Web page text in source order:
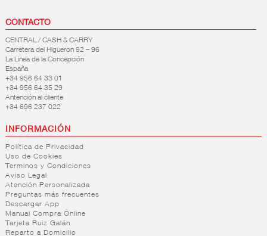
CONTACTO
CENTRAL / CASH & CARRY
Carretera del Higueron 92 – 96
La Linea de la Concepción
España
+34 956 64 33 01
+34 956 64 35 29
Antención al cliente
+34 696 237 022
INFORMACIÓN
Política de Privacidad
Uso de Cookies
Terminos y Condiciones
Aviso Legal
Atención Personalizada
Preguntas más frecuentes
Descargar App
Manual Compra Online
Tarjeta Ruiz Galán
Reparto a Domicilio